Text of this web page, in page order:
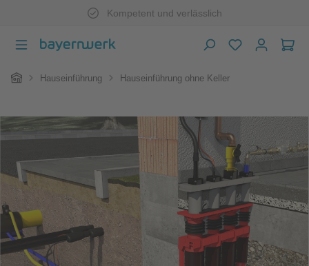
Zum Hauptinhalt springenKompetent und verlässlich
HomeHauseinführung Hauseinführung ohne Keller